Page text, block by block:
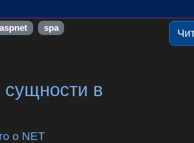
aspnet spa
сущности в
о NET